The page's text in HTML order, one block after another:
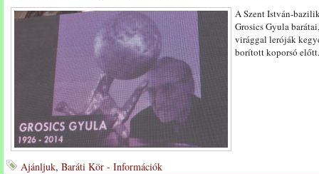
A Szent István-
Grosics Gyula
virággal leróják
borított koporsó
Ajánljuk, Baráti Kör - Információk